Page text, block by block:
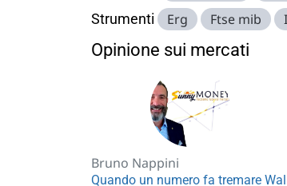
Strumenti Erg Ftse mib
Opinione sui mercati
Bruno Nappini
Quando un numero fa tremare